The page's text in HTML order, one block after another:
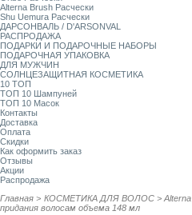
Alterna Brush Расчески
Shu Uemura Расчески
ДАРСОНВАЛЬ / D'ARSONVAL
РАСПРОДАЖА
ПОДАРКИ И ПОДАРОЧНЫЕ НАБОРЫ
ПОДАРОЧНАЯ УПАКОВКА
ДЛЯ МУЖЧИН
СОЛНЦЕЗАЩИТНАЯ КОСМЕТИКА
10 ТОП
ТОП 10 Шампуней
ТОП 10 Масок
Контакты
Доставка
Оплата
Скидки
Как оформить заказ
Отзывы
Акции
Распродажа
Главная > КОСМЕТИКА ДЛЯ ВОЛОС > Alterna
придания волосам объема 148 мл